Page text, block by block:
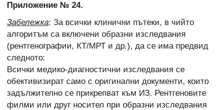
Приложение № 24.
Забележка: За всички клинични пътеки, в чийто
алгоритъм са включени образни изследвания
(рентгенографии, КТ/МРТ и др.), да се има предвид
следното:
Всички медико-диагностични изследвания се
обективизират само с оригинални документи, които
задължително се прикрепват към ИЗ. Рентгеновите
филми или друг носител при образни изследвания